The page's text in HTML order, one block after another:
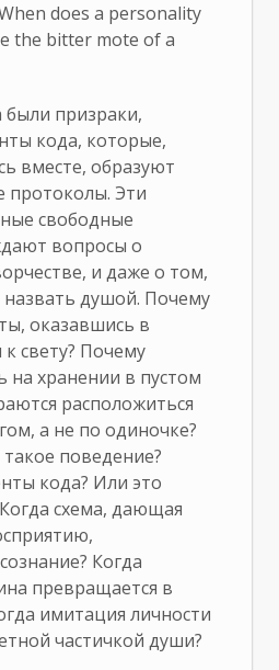
does a personality
the bitter mote of a
призраки,
кода, которые,
вместе, образуют
протоколы. Эти
свободные
вопросы о
и даже о том,
душой. Почему
оказавшись в
к свету? Почему
на хранении в пустом
расположиться
а не по одиночке?
поведение?
кода? Или это
схема, дающая
Когда
превращается в
имитация личности
частичкой души?